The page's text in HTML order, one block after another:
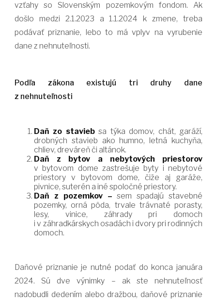
vzťahy so Slovenským pozemkovým fondom. Ak
došlo medzi 2.1.2023 a 1.1.2024 k zmene, treba
podávať priznanie, lebo to má vplyv na vyrubenie
dane z nehnuteľnosti.
Podľa zákona existujú tri druhy dane
z nehnuteľnosti
Daň zo staviebsa týka domov, chát, garáží,
drobných stavieb ako humno, letná kuchyňa,
chliev, dreváreň či altánok.
Daň z bytov a nebytových priestorov
v bytovom dome zastrešuje byty i nebytové
priestory v bytovom dome, čiže aj garáže,
pivnice, suterén a iné spoločné priestory.
Daň z pozemkov –sem spadajú stavebné
pozemky, orná pôda, trvale trávnaté porasty,
lesy, vinice, záhrady pri domoch
i v záhradkárskych osadách i dvory pri rodinných
domoch.
Daňové priznanie je nutné podať do konca januára
2024. Sú dve výnimky – ak ste nehnuteľnosť
nadobudli dedením alebo dražbou, daňové priznanie